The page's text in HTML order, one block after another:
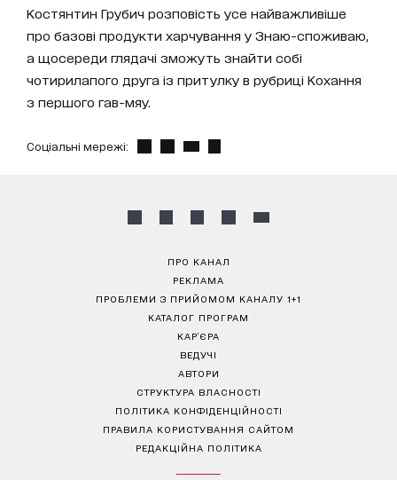
Костянтин Грубич розповість усе найважливіше
про базові продукти харчування у Знаю-споживаю,
а щосереди глядачі зможуть знайти собі
чотирилапого друга із притулку в рубриці Кохання
з першого гав-мяу.
Соціальні мережі:
ПРО КАНАЛ
РЕКЛАМА
ПРОБЛЕМИ З ПРИЙОМОМ КАНАЛУ 1+1
КАТАЛОГ ПРОГРАМ
КАР’ЄРА
ВЕДУЧІ
АВТОРИ
СТРУКТУРА ВЛАСНОСТІ
ПОЛІТИКА КОНФІДЕНЦІЙНОСТІ
ПРАВИЛА КОРИСТУВАННЯ САЙТОМ
РЕДАКЦІЙНА ПОЛІТИКА